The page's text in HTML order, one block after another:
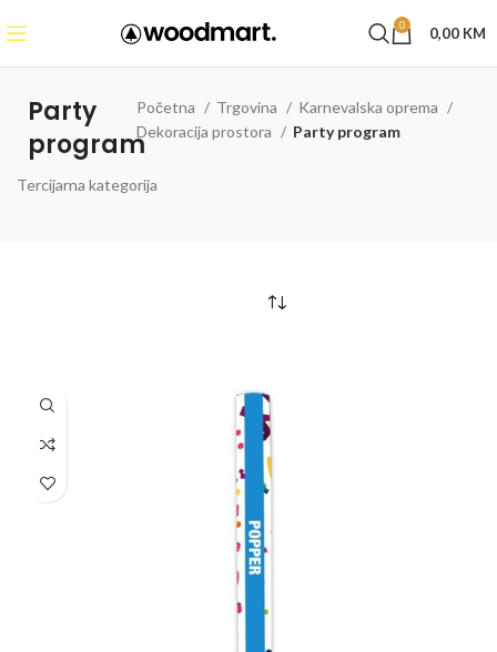
0 0,00 KM
Party
program
Početna Trgovina
Karnevalska oprema
Dekoracija prostora
Party program
Tercijarna kategorija